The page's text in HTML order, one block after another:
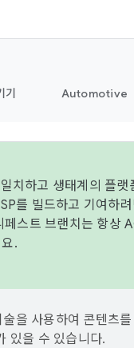
기 Automotive
치하고 생태계의 플
를 빌드하고 기여하려
페스트 브랜치는 항상
.
을 사용하여 콘텐츠를
있을 수 있습니다.